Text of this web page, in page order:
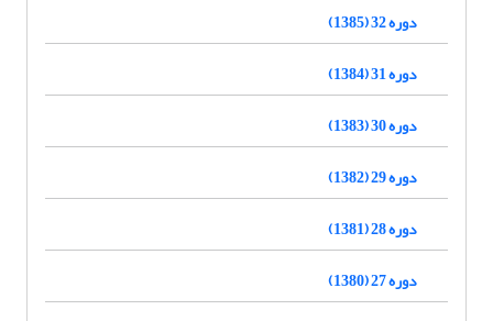
دوره 32 (1385)
دوره 31 (1384)
دوره 30 (1383)
دوره 29 (1382)
دوره 28 (1381)
دوره 27 (1380)